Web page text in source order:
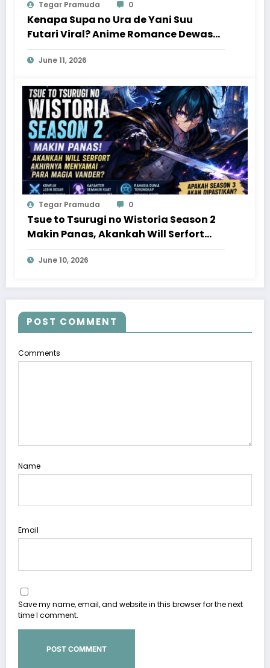
Tegar Pramuda 0
Kenapa Supa no Ura de Yani Suu
Futari Viral? Anime Romance Dewasa
yang Bikin Penonton Ketagihan
June 11, 2026
Tegar Pramuda 0
Tsue to Tsurugi no Wistoria Season 2
Makin Panas, Akankah Will Serfort
Akhirnya Menyamai Para Magia
Vander?
June 10, 2026
POST COMMENT
Comments
Name
Email
Save my name, email, and website in this browser for the next
time I comment.